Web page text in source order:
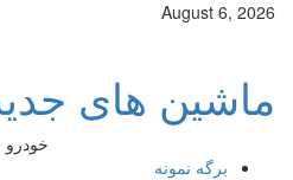
August 6, 2026
ماشین های جدید
خودرو
برگه نمونه